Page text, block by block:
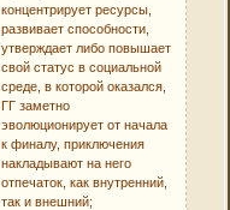
концентрирует ресурсы,
развивает способности,
утверждает либо повышает
свой статус в социальной
среде, в которой оказался,
ГГ заметно
эволюционирует от начала
к финалу, приключения
накладывают на него
отпечаток, как внутренний,
так и внешний;